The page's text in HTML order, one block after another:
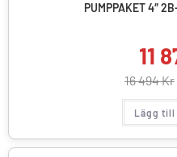
PUMPPAKET 4″
11
16 494Kr
Lägg till